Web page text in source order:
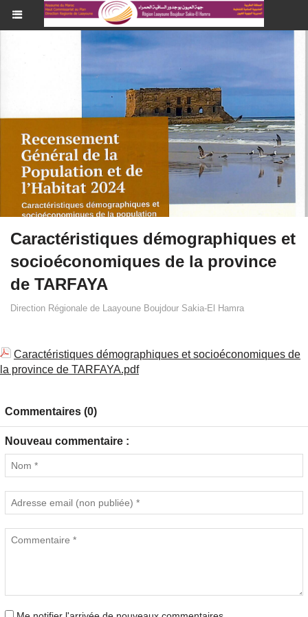
Caractéristiques démographiques et
socioéconomiques de la province
de TARFAYA
Direction Régionale de Laayoune Boujdour Sakia-El Hamra
Caractéristiques démographiques et socioéconomiques de
la province de TARFAYA.pdf
Commentaires (0)
Nouveau commentaire :